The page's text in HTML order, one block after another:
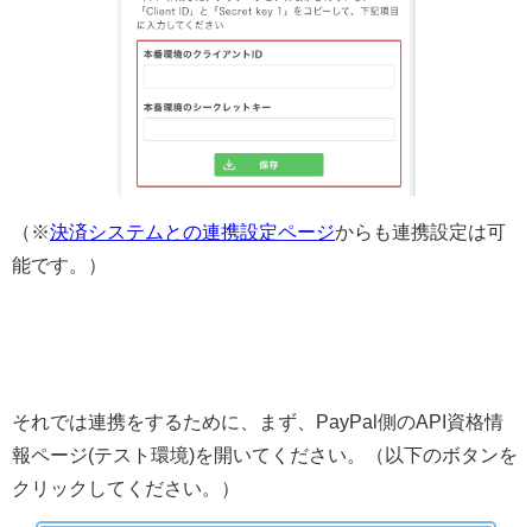
（※決済システムとの連携設定ページからも連携設定は可
能です。）
それでは連携をするために、まず、PayPal側のAPI資格情
報ページ(テスト環境)を開いてください。（以下のボタンを
クリックしてください。）